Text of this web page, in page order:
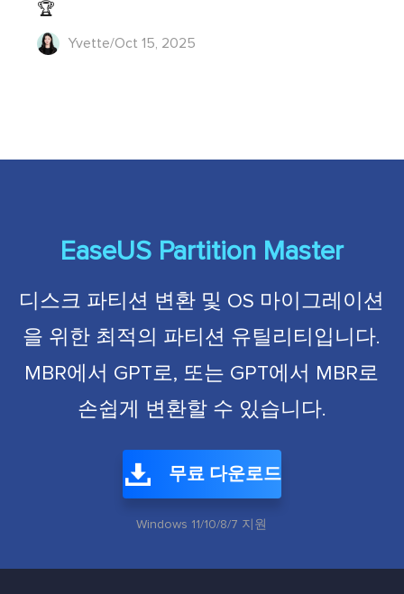
🏆
Yvette/Oct 15, 2025
EaseUS Partition Master
디스크 파티션 변환 및 OS 마이그레이션
을 위한 최적의 파티션 유틸리티입니다.
MBR에서 GPT로, 또는 GPT에서 MBR로
손쉽게 변환할 수 있습니다.
무료 다운로드
Windows 11/10/8/7 지원